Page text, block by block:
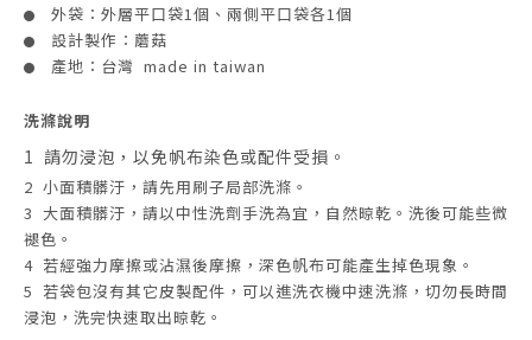
● 外袋： 外層平口袋1個、兩側平口袋各1個
● 設計製作： 蘑菇
● 產地： 台灣 made in taiwan
洗滌說明
1 請勿浸泡，以免帆布染色或配件受損。
2 小面積髒汙，請先用刷子局部洗滌。
3 大面積髒汙，請以中性洗劑手洗為宜，自然晾乾。洗後可能些微
褪色。
4 若經強力摩擦或沾濕後摩擦，深色帆布可能產生掉色現象。
5 若袋包沒有其它皮製配件，可以進洗衣機中速洗滌，切勿長時間
浸泡，洗完快速取出晾乾。